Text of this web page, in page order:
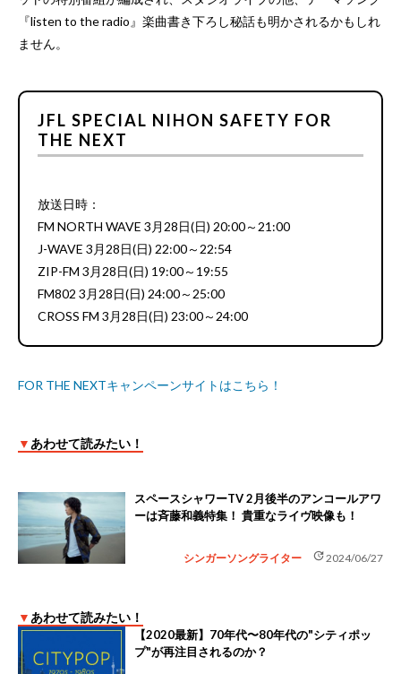
『listen to the radio』楽曲書き下ろし秘話も明かされるかもしれ
ません。
JFL SPECIAL NIHON SAFETY FOR
THE NEXT
放送日時：
FM NORTH WAVE 3月28日(日) 20:00～21:00
J-WAVE 3月28日(日) 22:00～22:54
ZIP-FM 3月28日(日) 19:00～19:55
FM802 3月28日(日) 24:00～25:00
CROSS FM 3月28日(日) 23:00～24:00
FOR THE NEXTキャンペーンサイトはこちら！
▼ あわせて読みたい！
スペースシャワーTV 2月後半のアンコールアワ
ーは斉藤和義特集！ 貴重なライヴ映像も！
シンガーソングライター update2024/06/27
▼ あわせて読みたい！
【2020最新】70年代〜80年代の"シティポッ
プ"が再注目されるのか？